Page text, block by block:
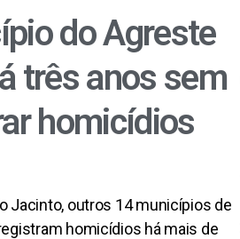
k
pdo Agreste
três anos sem
homicídios
Jacinto, outros 14 municípios de
homicídios há mais de